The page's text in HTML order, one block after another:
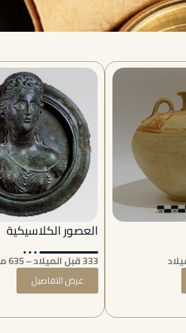
العصور الكلاسيكية
333 قبل الميلاد – 635 ميلادي
عرض التفاصيل